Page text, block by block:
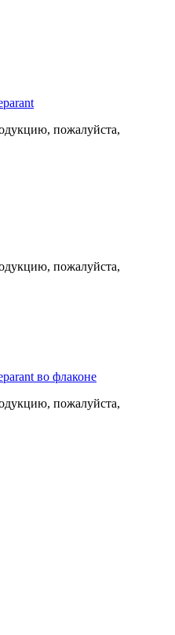
пожалуйста,
пожалуйста,
во флаконе
пожалуйста,